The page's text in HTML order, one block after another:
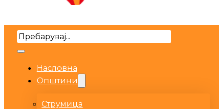
Search
Насловна
Општини
Струмица